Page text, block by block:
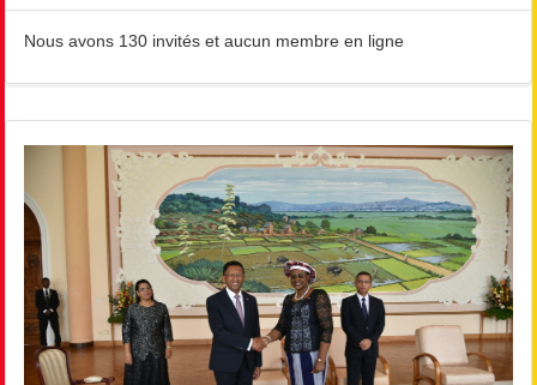
Nous avons 130 invités et aucun membre en ligne